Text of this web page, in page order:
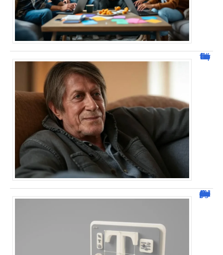
Jacques Dutronc fortune : estimation et sources de richesse !
Dafont Police : guide complet pour télécharger !